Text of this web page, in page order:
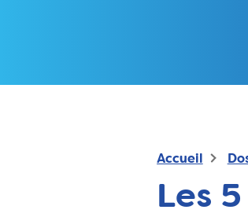
Accueil
Les